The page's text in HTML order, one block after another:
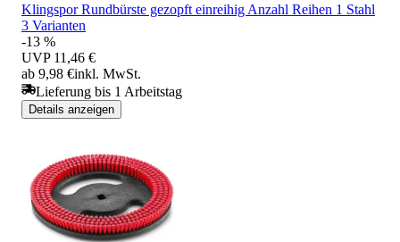
Klingspor Rundbürste gezopft einreihig Anzahl Reihen 1 Stahl
3 Varianten
-13 %
UVP 11,46 €
ab 9,98 €inkl. MwSt.
Lieferung bis 1 Arbeitstag
Details anzeigen